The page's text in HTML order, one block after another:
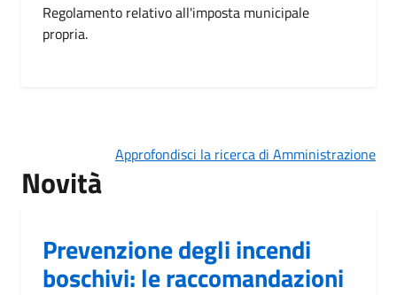
Regolamento relativo all'imposta municipale
propria.
Approfondisci la ricerca di Amministrazione
Novità
Prevenzione degli incendi
boschivi: le raccomandazioni